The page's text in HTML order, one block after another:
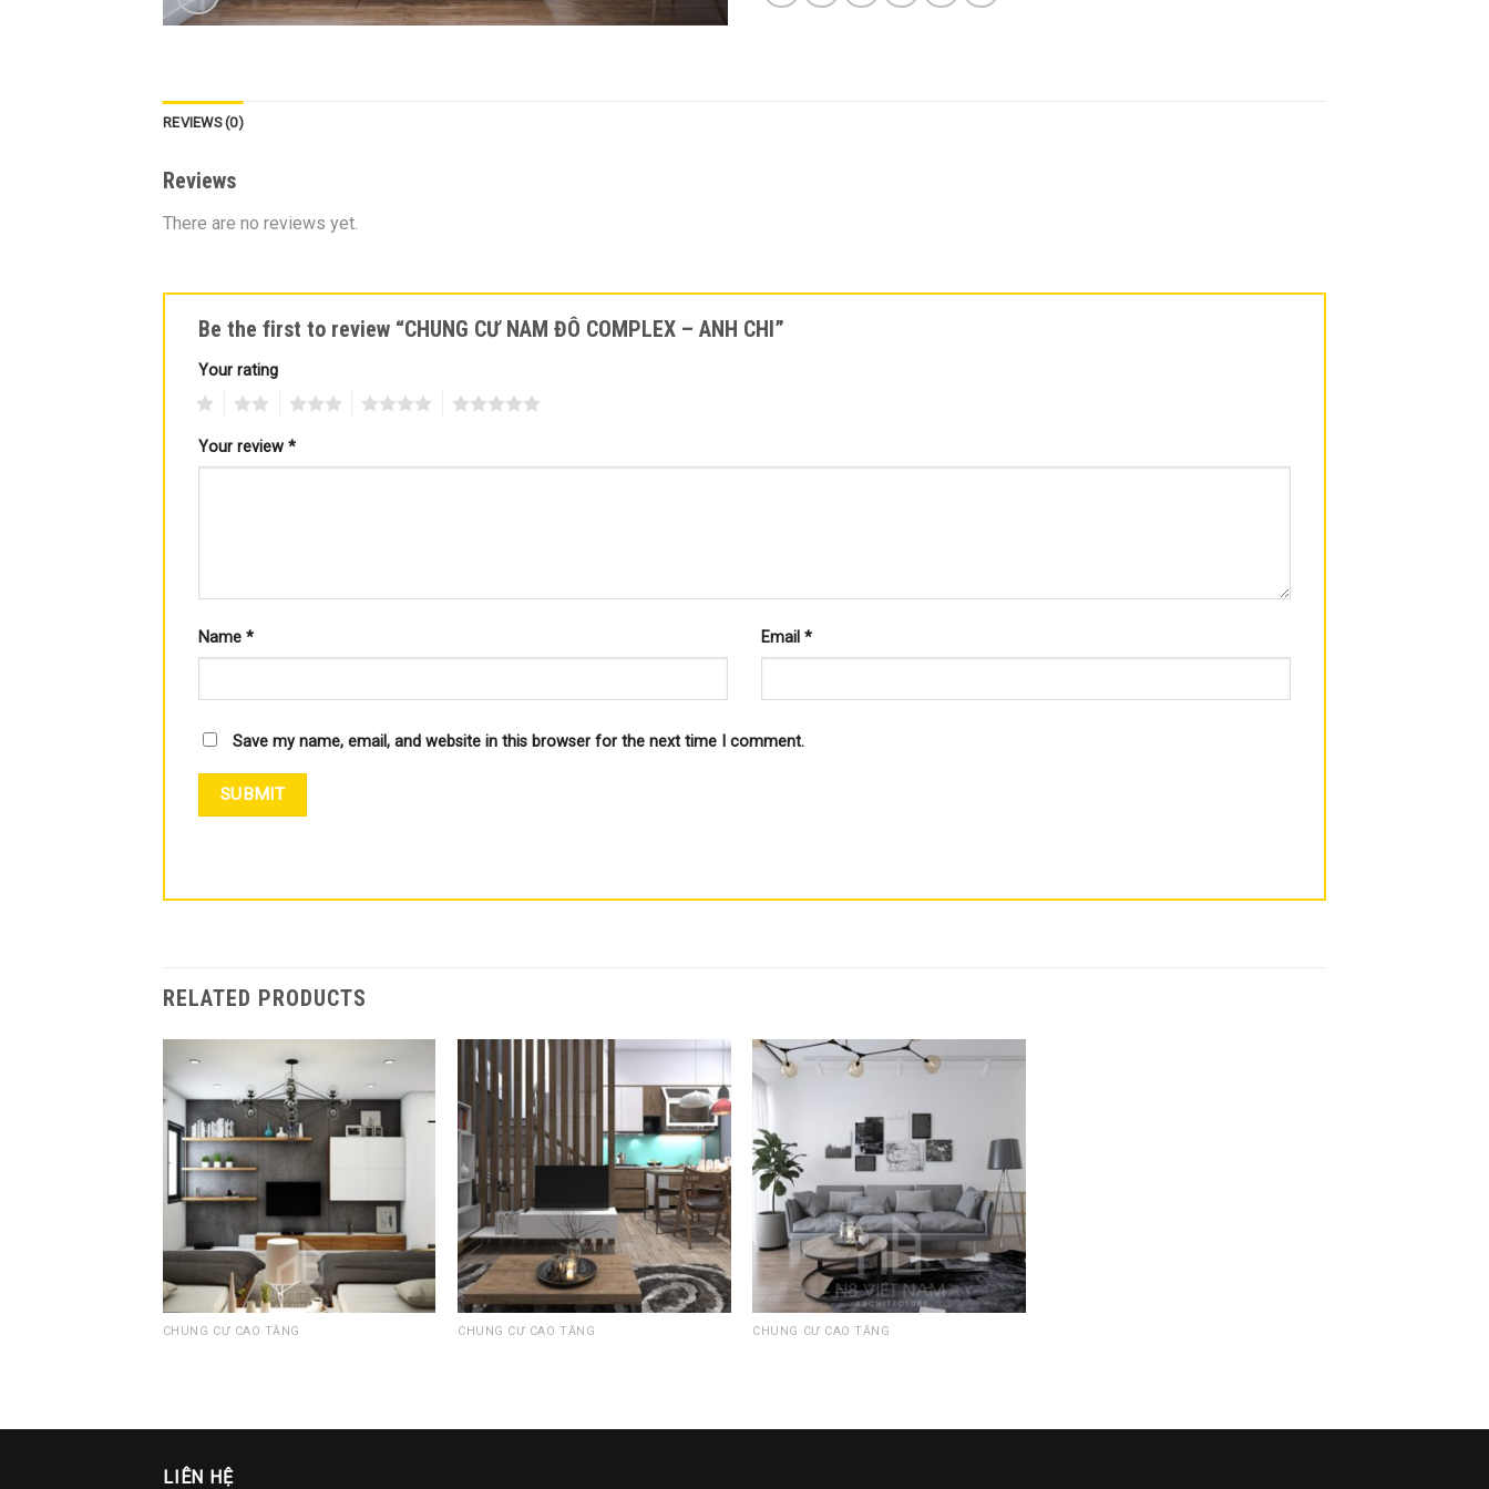
REVIEWS (0)
Reviews
There are no reviews yet.
Be the first to review “CHUNG CƯ NAM ĐÔ COMPLEX – ANH CHI”
Your rating
Your review *
Name * Email *
Save my name, email, and website in this browser for the next time I comment.
RELATED PRODUCTS
Add to
Wishlist
CHUNG CƯ CAO TẦNG
Add to
Wishlist
CHUNG CƯ CAO TẦNG CHUNG CƯ CAO TẦNG
LIÊN HỆ